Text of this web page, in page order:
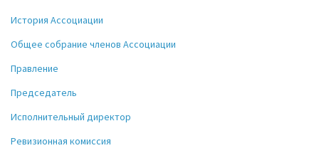
История Ассоциации
Общее собрание членов Ассоциации
Правление
Председатель
Исполнительный директор
Ревизионная комиссия